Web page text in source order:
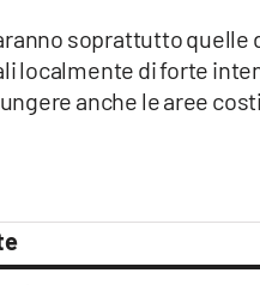
soprattutto quelle
localmente di forte
anche le aree